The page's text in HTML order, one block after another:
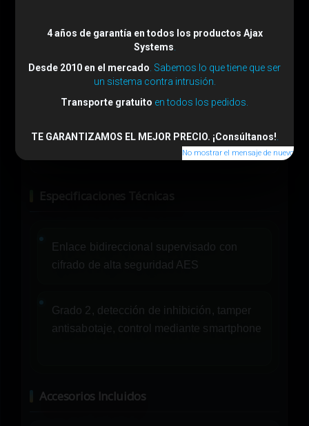
Color:negro
Especificaciones Técnicas
Enlace bidireccional supervisado con
cifrado de alta seguridad AES
Grado 2, detección de inhibición, tamper
antisabotaje, control mediante smartphone
Accesorios Incluidos
4 años de garantía en todos los productos Ajax
Systems
Desde 2010 en el mercado . Sabemos lo que tiene que ser
un sistema contra intrusión.
Transporte gratuito en todos los pedidos.
TE GARANTIZAMOS EL MEJOR PRECIO. ¡Consúltanos!
No mostrar el mensaje de nuevo